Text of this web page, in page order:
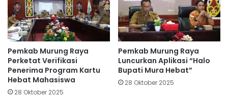
Pemkab Murung Raya
Perketat Verifikasi
Penerima Program Kartu
Hebat Mahasiswa
28 Oktober 2025
Pemkab Murung Raya
Luncurkan Aplikasi “Halo
Bupati Mura Hebat”
28 Oktober 2025